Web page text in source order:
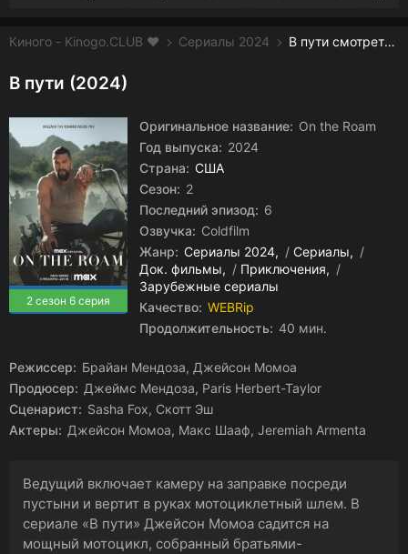
Киного - Kinogo.CLUB ❤️ Сериалы 2024 В пути смотреть онлайн бесплатно
В пути (2024)
2 сезон 6 серия
Оригинальное название: On the Roam
Год выпуска: 2024
Страна: США
Сезон: 2
Последний эпизод: 6
Озвучка: Coldfilm
Жанр: Сериалы 2024 / Сериалы
/
Док. фильмы
/ Приключения
/
Зарубежные сериалы
Качество: WEBRip
Продолжительность: 40 мин.
Режиссер: Брайан Мендоза, Джейсон Момоа
Продюсер: Джеймс Мендоза, Paris Herbert-Taylor
Сценарист: Sasha Fox, Скотт Эш
Актеры: Джейсон Момоа, Макс Шааф, Jeremiah Armenta
Ведущий включает камеру на заправке посреди
пустыни и вертит в руках мотоциклетный шлем. В
сериале «В пути» Джейсон Момоа садится на
мощный мотоцикл, собранный братьями-